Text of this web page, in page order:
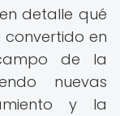
detalle qué
en
de la
nuevas
y la